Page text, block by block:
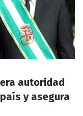
autoridad
y asegura